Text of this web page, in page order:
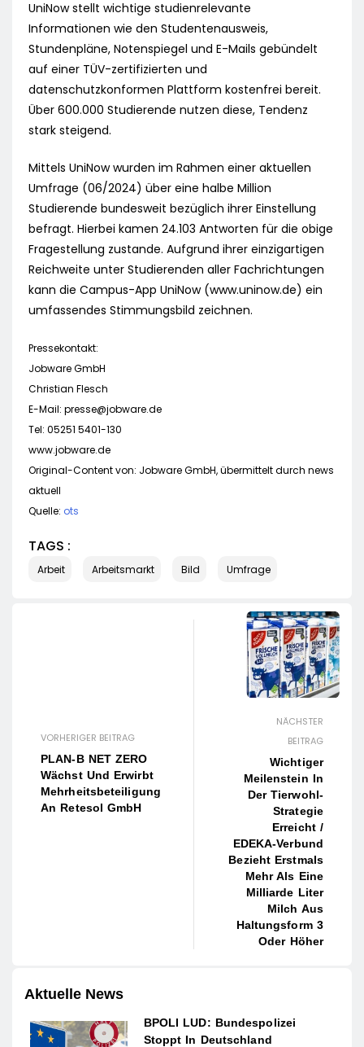
UniNow stellt wichtige studienrelevante
Informationen wie den Studentenausweis,
Stundenpläne, Notenspiegel und E-Mails gebündelt
auf einer TÜV-zertifizierten und
datenschutzkonformen Plattform kostenfrei bereit.
Über 600.000 Studierende nutzen diese, Tendenz
stark steigend.
Mittels UniNow wurden im Rahmen einer aktuellen
Umfrage (06/2024) über eine halbe Million
Studierende bundesweit bezüglich ihrer Einstellung
befragt. Hierbei kamen 24.103 Antworten für die obige
Fragestellung zustande. Aufgrund ihrer einzigartigen
Reichweite unter Studierenden aller Fachrichtungen
kann die Campus-App UniNow (www.uninow.de) ein
umfassendes Stimmungsbild zeichnen.
Pressekontakt:
Jobware GmbH
Christian Flesch
E-Mail: presse@jobware.de
Tel: 05251 5401-130
www.jobware.de
Original-Content von: Jobware GmbH, übermittelt durch news
aktuell
Quelle: ots
TAGS :
Arbeit Arbeitsmarkt Bild Umfrage
VORHERIGER BEITRAG
PLAN-B NET ZERO
Wächst Und Erwirbt
Mehrheitsbeteiligung
An Retesol GmbH
NÄCHSTER
BEITRAG
Wichtiger
Meilenstein In
Der Tierwohl-
Strategie
Erreicht /
EDEKA-Verbund
Bezieht Erstmals
Mehr Als Eine
Milliarde Liter
Milch Aus
Haltungsform 3
Oder Höher
Aktuelle News
BPOLI LUD: Bundespolizei
Stoppt In Deutschland